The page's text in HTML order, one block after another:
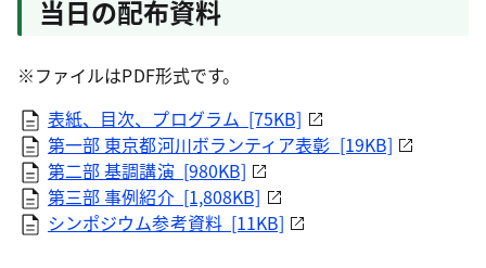
当日の配布資料
※ファイルはPDF形式です。
表紙、目次、プログラム [75KB]
第一部 東京都河川ボランティア表彰 [19KB]
第二部 基調講演 [980KB]
第三部 事例紹介 [1,808KB]
シンポジウム参考資料 [11KB]